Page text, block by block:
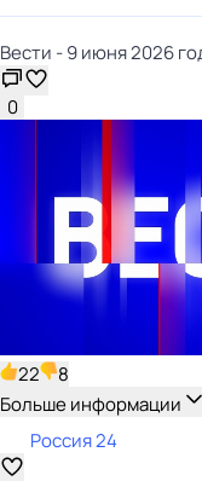
Вести - 9 июня 2026
0
22
8
Больше информации
Россия 24